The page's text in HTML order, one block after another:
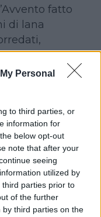
Personal
to third parties, or
information for
below opt-out
note that after your
seeing
utilized by
parties prior to
of the further
third parties on the
fatto
di lana
dall’1 al
un
piccolo
fantasia e
calzine
quante ne